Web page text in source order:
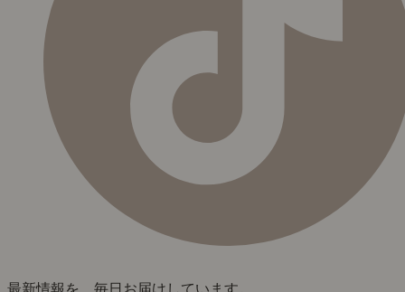
最新情報を、毎日お届けしています。